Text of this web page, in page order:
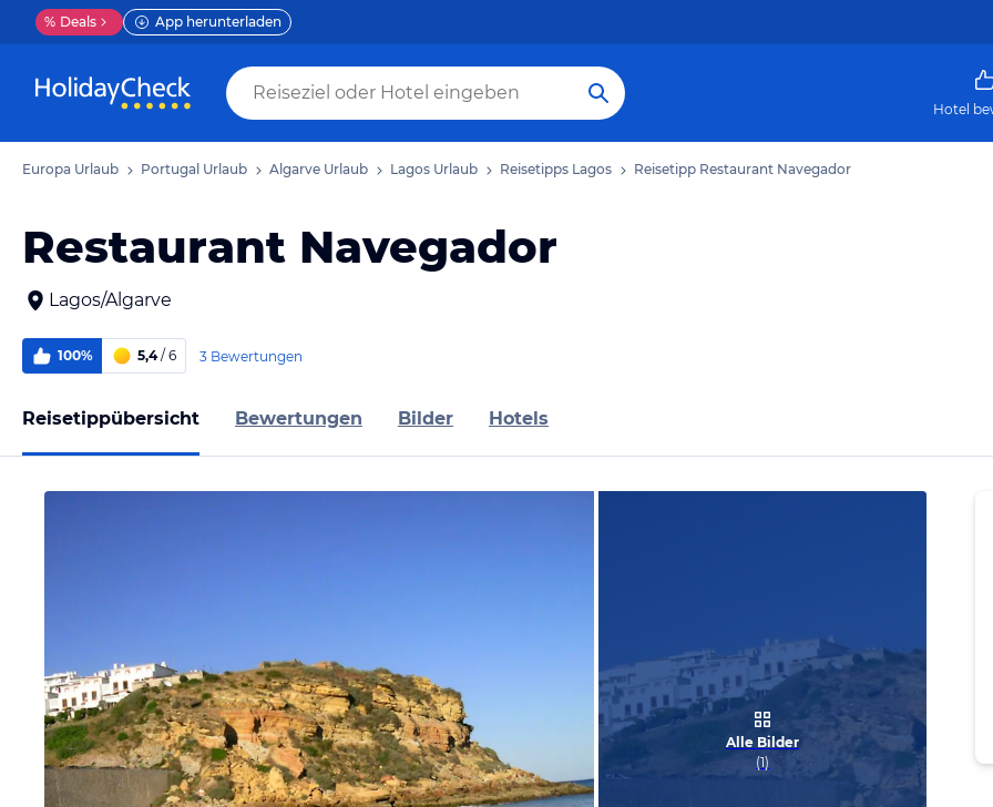
% Deals App herunterladen
Hotel
Europa Urlaub Portugal Urlaub Algarve Urlaub Lagos Urlaub Reisetipps Lagos Reisetipp Restaurant Navegador
Restaurant Navegador
Lagos/Algarve
100% 5,4/ 6 3 Bewertungen
Reisetippübersicht Bewertungen Bilder Hotels
Alle Bilder
(1)